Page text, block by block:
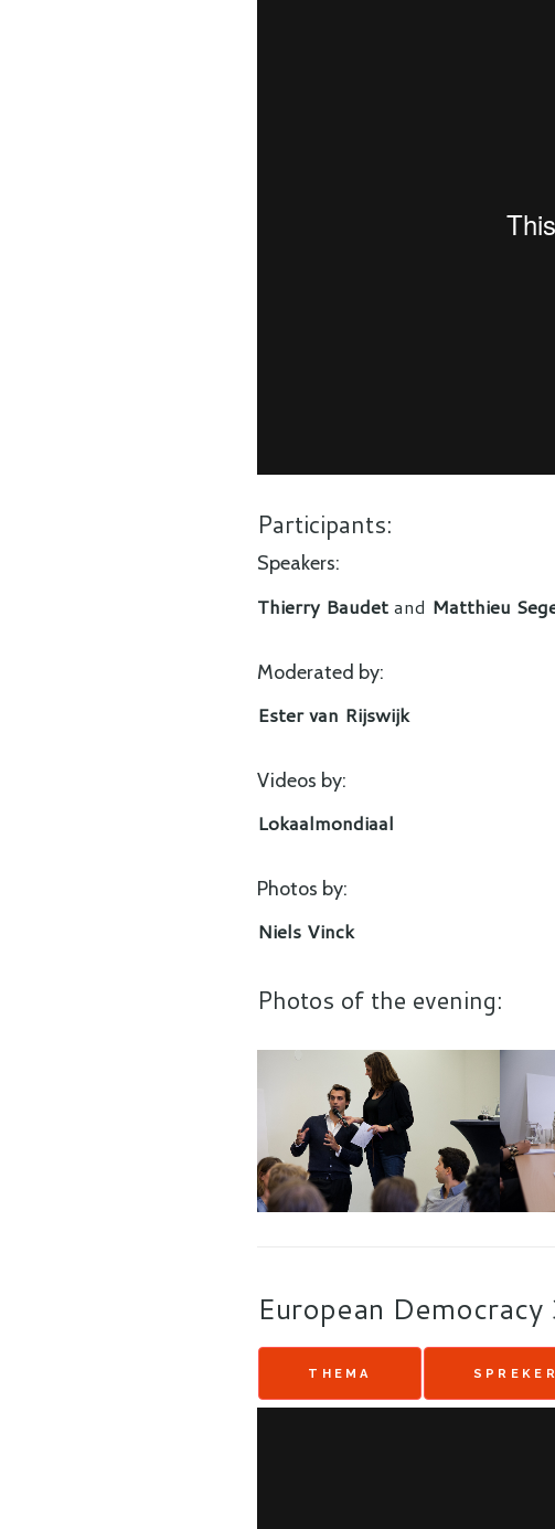
Participants:
Speakers:
Thierry Baudet and Matthieu
Moderated by:
Ester van Rijswijk
Videos by:
Lokaalmondiaal
Photos by:
Niels Vinck
Photos of the evening:
European Democracy
THEMA